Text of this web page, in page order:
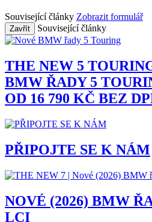
Související články Zobrazit formulář
Zavřít Související články
THE NEW 5
BMW ŘADY 5
OD 16 790 KČ BEZ
PŘIPOJTE SE K NÁM
NOVÉ (2026) BMW
LCI